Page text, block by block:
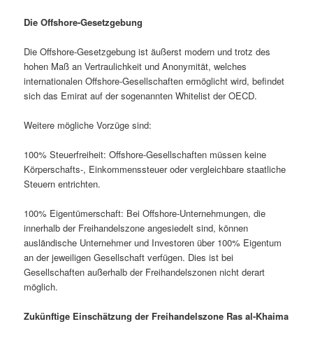
Die Offshore-Gesetzgebung
Die Offshore-Gesetzgebung ist äußerst modern und trotz des
hohen Maß an Vertraulichkeit und Anonymität, welches
internationalen Offshore-Gesellschaften ermöglicht wird, befindet
sich das Emirat auf der sogenannten Whitelist der OECD.
Weitere mögliche Vorzüge sind:
100% Steuerfreiheit: Offshore-Gesellschaften müssen keine
Körperschafts-, Einkommenssteuer oder vergleichbare staatliche
Steuern entrichten.
100% Eigentümerschaft: Bei Offshore-Unternehmungen, die
innerhalb der Freihandelszone angesiedelt sind, können
ausländische Unternehmer und Investoren über 100% Eigentum
an der jeweiligen Gesellschaft verfügen. Dies ist bei
Gesellschaften außerhalb der Freihandelszonen nicht derart
möglich.
Zukünftige Einschätzung der Freihandelszone Ras al-Khaima